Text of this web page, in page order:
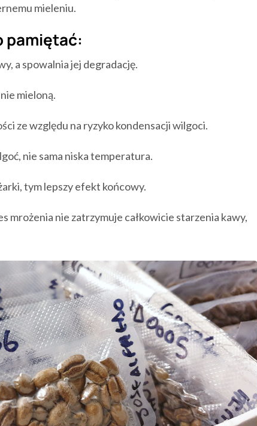
mieleniu.
pamiętać:
a spowalnia jej degradację.
mieloną.
ze względu na ryzyko kondensacji wilgoci.
nie sama niska temperatura.
tym lepszy efekt końcowy.
mrożenia nie zatrzymuje całkowicie starzenia kawy,